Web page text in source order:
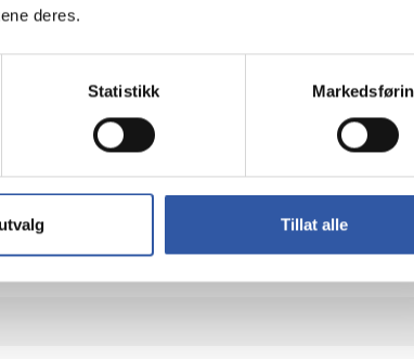
deres.
Statistikk
Tillat alle
for performance, security and scalability for
it suitable for demanding applications and workloads.
solution that can grow with your computing needs.